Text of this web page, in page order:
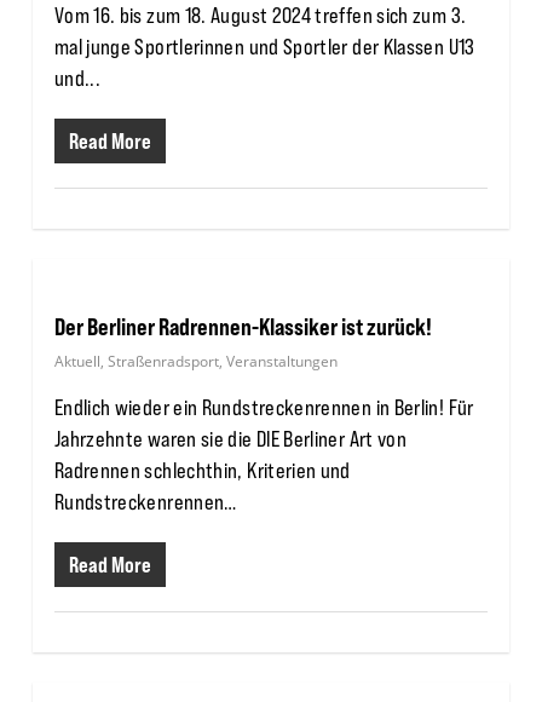
Vom 16. bis zum 18. August 2024 treffen sich zum 3.
mal junge Sportlerinnen und Sportler der Klassen U13
und...
Read More
Der Berliner Radrennen-Klassiker ist zurück!
Aktuell, Straßenradsport, Veranstaltungen
Endlich wieder ein Rundstreckenrennen in Berlin! Für
Jahrzehnte waren sie die DIE Berliner Art von
Radrennen schlechthin, Kriterien und
Rundstreckenrennen…
Read More